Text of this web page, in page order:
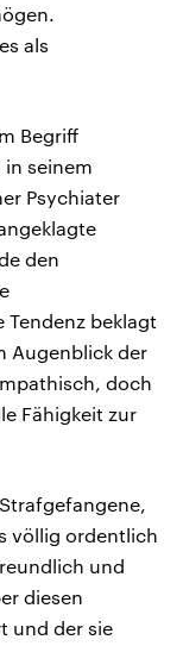
als
Begriff
in seinem
Psychiater
den
Tendenz beklagt
Augenblick der
doch
Fähigkeit zur
völlig ordentlich
und
diesen
und der sie